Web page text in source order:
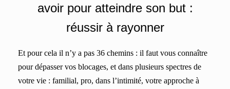
avoir pour atteindre son but :
réussir à rayonner
Et pour cela il n’y a pas 36 chemins : il faut vous connaître
pour dépasser vos blocages, et dans plusieurs spectres de
votre vie : familial, pro, dans l’intimité, votre approche à